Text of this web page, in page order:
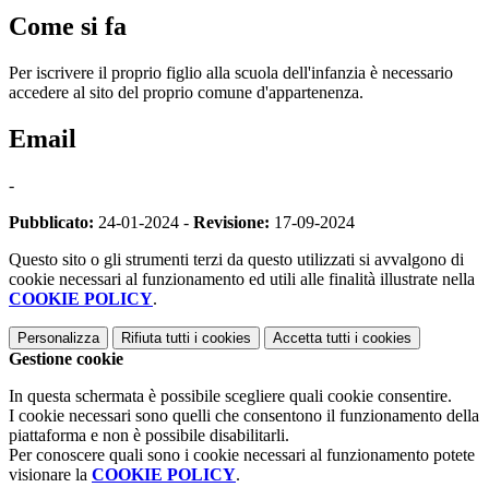
Come si fa
Per iscrivere il proprio figlio alla scuola dell'infanzia è necessario
accedere al sito del proprio comune d'appartenenza.
Email
-
Pubblicato: 24-01-2024 - Revisione: 17-09-2024
Questo sito o gli strumenti terzi da questo utilizzati si avvalgono di
cookie necessari al funzionamento ed utili alle finalità illustrate nella
COOKIE POLICY.
Personalizza Rifiuta tutti i cookies Accetta tutti i cookies
Gestione cookie
In questa schermata è possibile scegliere quali cookie consentire.
I cookie necessari sono quelli che consentono il funzionamento della
piattaforma e non è possibile disabilitarli.
Per conoscere quali sono i cookie necessari al funzionamento potete
visionare la COOKIE POLICY.